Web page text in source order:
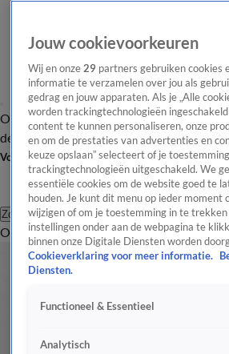
OverzichtAfleveringen Entertainment
de redactieNieuwsbrief
Volg Shownieuws
Zoeken
OverzichtEntertainmentSpraakmakend
Jouw cookievoorkeuren
Wij en onze 29 partners gebruiken cookies
informatie te verzamelen over jou als
gedrag en jouw apparaten. Als je „Alle
worden trackingtechnologieën
content te kunnen personaliseren, onze
en om de prestaties van advertenties en
keuze opslaan” selecteert of je
trackingtechnologieën uitgeschakeld. We
essentiële cookies om de website goed te
houden. Je kunt dit menu op ieder moment
wijzigen of om je toestemming in te
instellingen onder aan de webpagina te
binnen onze Digitale Diensten worden
Cookieverklaring voor meer informatie.
Diensten.
Functioneel & Essentieel
Analytisch